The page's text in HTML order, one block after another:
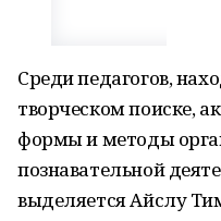
Среди педагогов,
творческом поиске,
формы и методы
познавательной
выделяется Айслу